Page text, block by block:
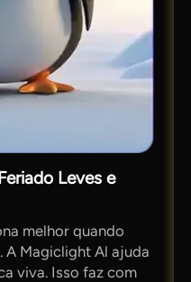
Leves e
melhor quando
A Magiclight Al ajuda
viva. Isso faz com